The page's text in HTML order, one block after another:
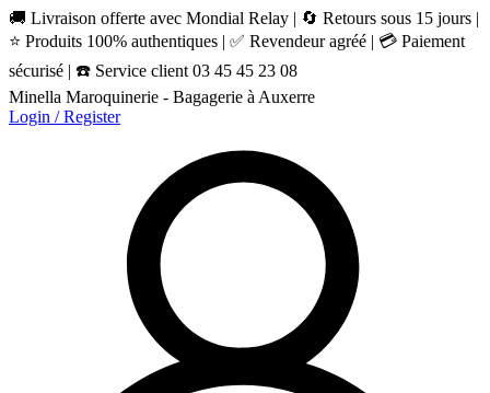
🚚 Livraison offerte avec Mondial Relay | 🔄 Retours sous 15 jours |
⭐ Produits 100% authentiques | ✅ Revendeur agréé | 💳 Paiement
sécurisé | ☎️ Service client 03 45 45 23 08
Minella Maroquinerie - Bagagerie à Auxerre
Login / Register